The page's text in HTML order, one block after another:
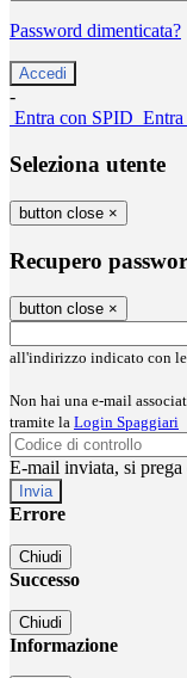
Password dimenticata?
-
Entra con SPID
Seleziona utente
button close ×
Recupero
button close ×
all'indirizzo indicato con
Non hai una e-mail
tramite la Login Spaggiari
E-mail inviata, si
Errore
Chiudi
Successo
Chiudi
Informazione